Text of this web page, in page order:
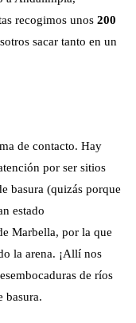
recogimos unos 200
sacar tanto en un
de contacto. Hay
por ser sitios
basura (quizás porque
estado
Marbella, por la que
la arena. ¡Allí nos
de ríos
basura.